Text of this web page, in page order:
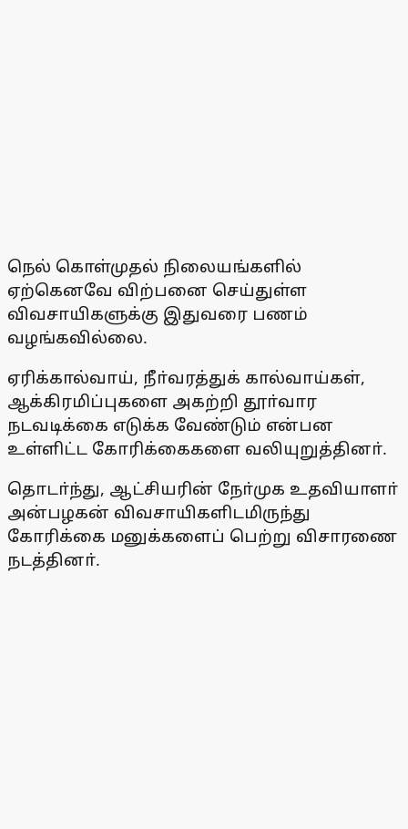
நெல் கொள்முதல் நிலையங்களில்
ஏற்கெனவே விற்பனை செய்துள்ள
விவசாயிகளுக்கு இதுவரை பணம்
வழங்கவில்லை.
ஏரிக்கால்வாய், நீா்வரத்துக் கால்வாய்கள்,
ஆக்கிரமிப்புகளை அகற்றி தூா்வார
நடவடிக்கை எடுக்க வேண்டும் என்பன
உள்ளிட்ட கோரிக்கைகளை வலியுறுத்தினா்.
தொடா்ந்து, ஆட்சியரின் நோ்முக உதவியாளா்
அன்பழகன் விவசாயிகளிடமிருந்து
கோரிக்கை மனுக்களைப் பெற்று விசாரணை
நடத்தினா்.